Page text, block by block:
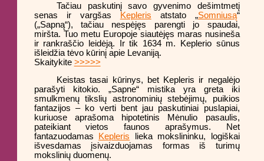
Tačiau paskutinį savo gyvenimo dešimtmetį
senas ir vargšas
Kepleris atstato „Somniusą“
(„Sapną“), tačiau nespėjęs parengti jo spaudai,
miršta. Tuo metu Europoje siautėjęs maras nusineša
ir rankraščio leidėją. Ir tik 1634 m. Keplerio sūnus
išleidžia tėvo kūrinį apie Levaniją.
Skaitykite >>>>>
Keistas tasai kūrinys, bet Kepleris ir negalėjo
parašyti kitokio. „Sapne“ mistika yra greta iki
smulkmenų tikslių astronominių stebėjimų, puikios
fantazijos – ko verti bent jau paskutiniai puslapiai,
kuriuose aprašoma hipotetinis Mėnulio pasaulis,
pateikiant vietos faunos aprašymus. Net
fantazuodamas
Kepleris lieka mokslininku, logiškai
išvesdamas įsivaizduojamas formas iš turimų
mokslinių duomenų.